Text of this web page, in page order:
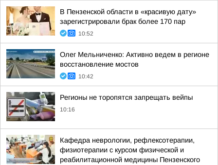
В Пензенской области в «красивую дату»
зарегистрировали брак более 170 пар
10:52
Олег Мельниченко: Активно ведем в регионе
восстановление мостов
10:42
Регионы не торопятся запрещать вейпы
10:16
Кафедра неврологии, рефлексотерапии,
физиотерапии с курсом физической и
реабилитационной медицины Пензенского